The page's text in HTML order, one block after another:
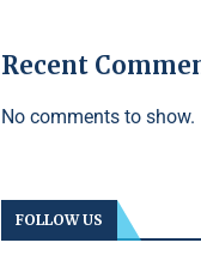
Recent
No comments to show.
FOLLOW US